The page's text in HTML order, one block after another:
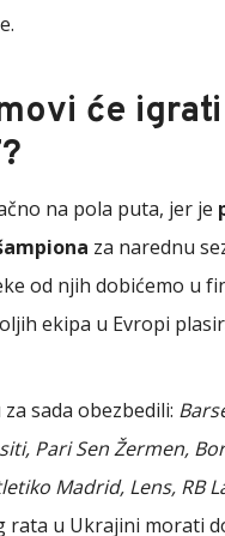
će
na pola puta, jer je
za narednu
od njih dobićemo u
ekipa u Evropi
sada obezbedili:
Pari Sen Žermen,
Madrid, Lens, RB
rata u Ukrajini morati